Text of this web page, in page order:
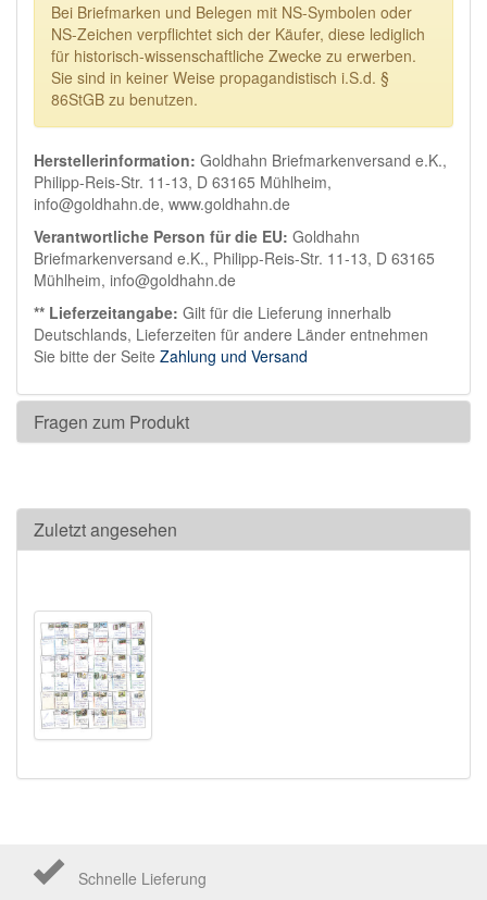
Bei Briefmarken und Belegen mit NS-Symbolen oder
NS-Zeichen verpflichtet sich der Käufer, diese lediglich
für historisch-wissenschaftliche Zwecke zu erwerben.
Sie sind in keiner Weise propagandistisch i.S.d. §
86StGB zu benutzen.
Herstellerinformation: Goldhahn Briefmarkenversand e.K.,
Philipp-Reis-Str. 11-13, D 63165 Mühlheim,
info@goldhahn.de, www.goldhahn.de
Verantwortliche Person für die EU: Goldhahn
Briefmarkenversand e.K., Philipp-Reis-Str. 11-13, D 63165
Mühlheim, info@goldhahn.de
** Lieferzeitangabe: Gilt für die Lieferung innerhalb
Deutschlands, Lieferzeiten für andere Länder entnehmen
Sie bitte der Seite Zahlung und Versand
Fragen zum Produkt
Zuletzt angesehen
Schnelle Lieferung